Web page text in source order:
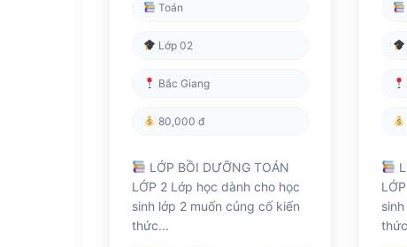
Toán
Lớp 02
Bắc Giang
80,000 đ
LỚP BỒI DƯỠNG TOÁN
LỚP 2 Lớp học dành cho học
sinh lớp 2 muốn củng cố kiến
thức...